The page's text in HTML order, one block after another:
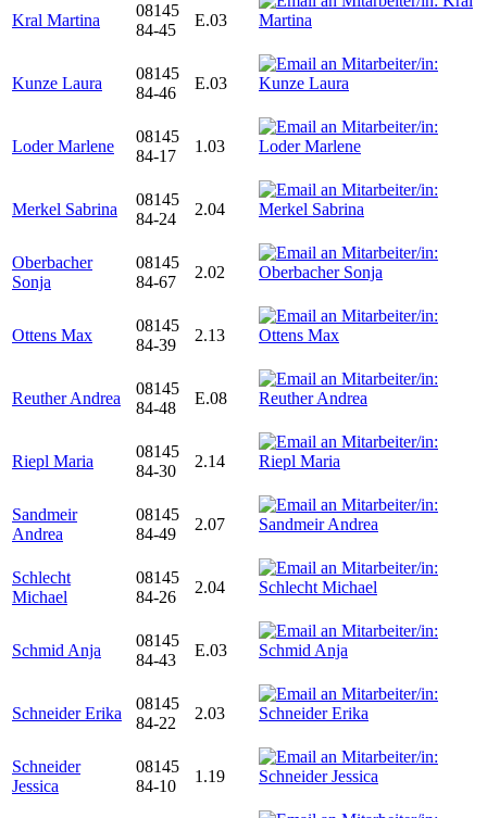
Kral Martina
08145
84-45
E.03
Kunze Laura
08145
84-46
E.03
Loder Marlene
08145
84-17
1.03
Merkel Sabrina
08145
84-24
2.04
Oberbacher
Sonja
08145
84-67
2.02
Ottens Max
08145
84-39
2.13
Reuther Andrea
08145
84-48
E.08
Riepl Maria
08145
84-30
2.14
Sandmeir
Andrea
08145
84-49
2.07
Schlecht
Michael
08145
84-26
2.04
Schmid Anja
08145
84-43
E.03
Schneider Erika
08145
84-22
2.03
Schneider
Jessica
08145
84-10
1.19